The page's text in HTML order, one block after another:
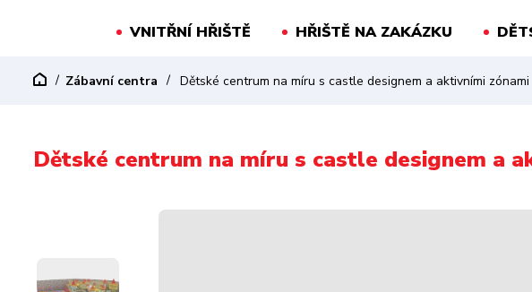
VNITŘNÍ HŘIŠTĚ HŘIŠTĚ NA ZAKÁZKU
Zábavní centra Dětské centrum na míru s castle designem a aktivními zónami
Dětské centrum na míru s castle designem a